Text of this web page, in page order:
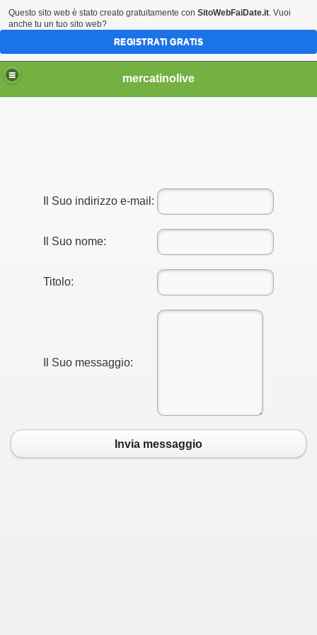
mercatinolive
Il Suo indirizzo e-mail:
Il Suo nome:
Titolo:
Il Suo messaggio:
Invia messaggio
Questo sito web è stato creato gratuitamente con SitoWebFaiDate.it. Vuoi
anche tu un tuo sito web?
REGISTRATI GRATIS